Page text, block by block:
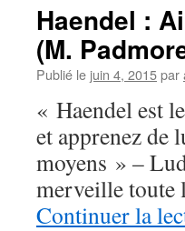
Haendel :
(M.
Publié le juin 4, 2015par
« Haendel est
et apprenez de
moyens » –
merveille toute
Continuer la